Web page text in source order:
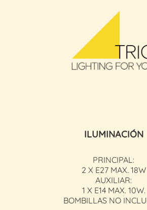
ILUMINACIÓN
PRINCIPAL:
2 X E27 MAX. 18W
AUXILIAR:
1 X E14 MAX. 10W.
BOMBILLAS NO